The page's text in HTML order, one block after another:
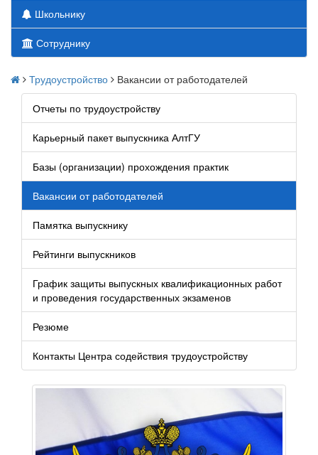
Школьнику
Сотруднику
Трудоустройство Вакансии от работодателей
Отчеты по трудоустройству
Карьерный пакет выпускника АлтГУ
Базы (организации) прохождения практик
Вакансии от работодателей
Памятка выпускнику
Рейтинги выпускников
График защиты выпускных квалификационных работ
и проведения государственных экзаменов
Резюме
Контакты Центра содействия трудоустройству